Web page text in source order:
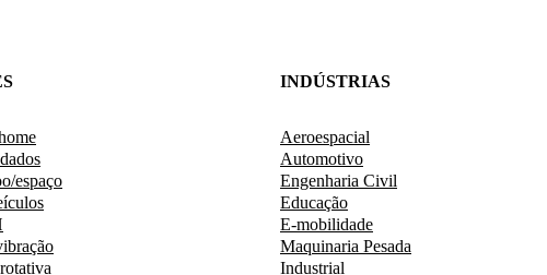
espaço
INDÚSTRIAS
Aeroespacial
Automotivo
Engenharia Civil
Educação
E-mobilidade
Maquinaria Pesada
Industrial